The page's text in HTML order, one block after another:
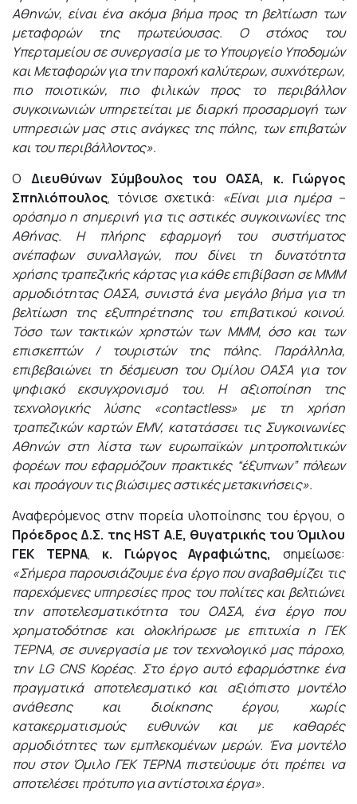
Αθηνών, είναι ένα ακόμα βήμα προς τη βελτίωση των
μεταφορών της πρωτεύουσας. Ο στόχος του
Υπερταμείου σε συνεργασία με το Υπουργείο Υποδομών
και Μεταφορών για την παροχή καλύτερων, συχνότερων,
πιο ποιοτικών, πιο φιλικών προς το περιβάλλον
συγκοινωνιών υπηρετείται με διαρκή προσαρμογή των
υπηρεσιών μας στις ανάγκες της πόλης, των επιβατών
και του περιβάλλοντος».
Ο Διευθύνων Σύμβουλος του ΟΑΣΑ, κ. Γιώργος
Σπηλιόπουλος, τόνισε σχετικά: «Είναι μια ημέρα –
ορόσημο η σημερινή για τις αστικές συγκοινωνίες της
Αθήνας. Η πλήρης εφαρμογή του συστήματος
ανέπαφων συναλλαγών, που δίνει τη δυνατότητα
χρήσης τραπεζικής κάρτας για κάθε επιβίβαση σε ΜΜΜ
αρμοδιότητας ΟΑΣΑ, συνιστά ένα μεγάλο βήμα για τη
βελτίωση της εξυπηρέτησης του επιβατικού κοινού.
Τόσο των τακτικών χρηστών των ΜΜΜ, όσο και των
επισκεπτών / τουριστών της πόλης. Παράλληλα,
επιβεβαιώνει τη δέσμευση του Ομίλου ΟΑΣΑ για τον
ψηφιακό εκσυγχρονισμό του. Η αξιοποίηση της
τεχνολογικής λύσης «contactless» με τη χρήση
τραπεζικών καρτών EMV, κατατάσσει τις Συγκοινωνίες
Αθηνών στη λίστα των ευρωπαϊκών μητροπολιτικών
φορέων που εφαρμόζουν πρακτικές “έξυπνων” πόλεων
και προάγουν τις βιώσιμες αστικές μετακινήσεις».
Αναφερόμενος στην πορεία υλοποίησης του έργου, ο
Πρόεδρος Δ.Σ. της HST Α.Ε, θυγατρικής του Όμιλου
ΓΕΚ ΤΕΡΝΑ, κ. Γιώργος Αγραφιώτης,σημείωσε:
«Σήμερα παρουσιάζουμε ένα έργο που αναβαθμίζει τις
παρεχόμενες υπηρεσίες προς του πολίτες και βελτιώνει
την αποτελεσματικότητα του ΟΑΣΑ, ένα έργο που
χρηματοδότησε και ολοκλήρωσε με επιτυχία η ΓΕΚ
ΤΕΡΝΑ, σε συνεργασία με τον τεχνολογικό μας πάροχο,
την LG CNS Κορέας. Στο έργο αυτό εφαρμόστηκε ένα
πραγματικά αποτελεσματικό και αξιόπιστο μοντέλο
ανάθεσης και διοίκησης έργου, χωρίς
κατακερματισμούς ευθυνών και με καθαρές
αρμοδιότητες των εμπλεκομένων μερών. Ένα μοντέλο
που στον Όμιλο ΓΕΚ ΤΕΡΝΑ πιστεύουμε ότι πρέπει να
αποτελέσει πρότυπο για αντίστοιχα έργα».